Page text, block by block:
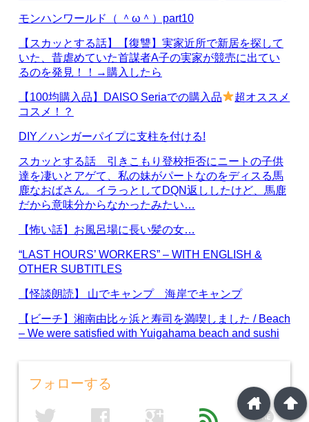
モンハンワールド（ ＾ω＾）part10
【スカッとする話】【復讐】実家近所で新居を探して
いた、昔虐めていた首謀者A子の実家が競売に出てい
るのを発見！！→購入したら
【100均購入品】DAISO Seriaでの購入品
超オススメ
コスメ！？
DIY／ハンガーパイプに支柱を付ける!
スカッとする話 引きこもり登校拒否にニートの子供
達を凄いとアゲて、私の妹がパートなのをディスる馬
鹿なおばさん。イラっとしてDQN返ししたけど、馬鹿
だから意味分からなかったみたい…
【怖い話】お風呂場に長い髪の女…
“LAST HOURS’ WORKERS” – WITH ENGLISH &
OTHER SUBTITLES
【怪談朗読】 山でキャンプ 海岸でキャンプ
【ビーチ】湘南由比ヶ浜と寿司を満喫しました / Beach
– We were satisfied with Yuigahama beach and sushi
フォローする
arrowup
home